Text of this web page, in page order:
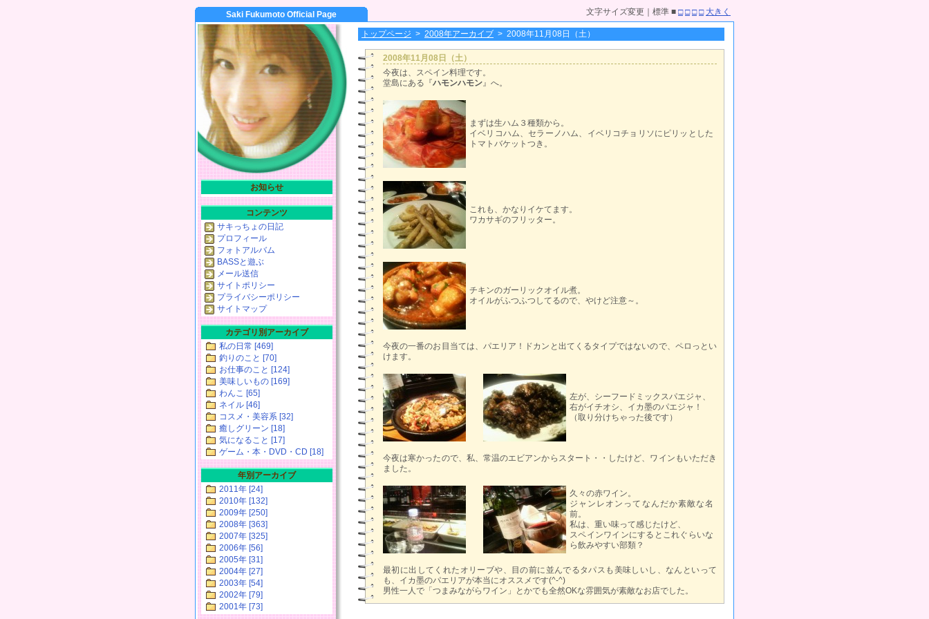
Saki Fukumoto Official Page 文字サイズ変更｜標準 ■ □ □ □ □ 大きく
トップページ > 2008年アーカイブ > 2008年11月08日（土）
2008年11月08日（土）
今夜は、スペイン料理です。
堂島にある『ハモンハモン』へ。
まずは生ハム３種類から。
イベリコハム、セラーノハム、イベリコチョリソにピリッとした
トマトバケットつき。
これも、かなりイケてます。
ワカサギのフリッター。
チキンのガーリックオイル煮。
オイルがふつふつしてるので、やけど注意～。
今夜の一番のお目当ては、パエリア！ドカンと出てくるタイプではないので、ペロっとい
けます。
左が、シーフードミックスパエジャ、
右がイチオシ、イカ墨のパエジャ！
（取り分けちゃった後です）
今夜は寒かったので、私、常温のエビアンからスタート・・したけど、ワインもいただき
ました。
久々の赤ワイン。
ジャンレオンってなんだか素敵な名
前。
私は、重い味って感じたけど、
スペインワインにするとこれぐらいな
ら飲みやすい部類？
最初に出してくれたオリーブや、目の前に並んでるタパスも美味しいし、なんといって
も、イカ墨のパエリアが本当にオススメです(^-^)
男性一人で「つまみながらワイン」とかでも全然OKな雰囲気が素敵なお店でした。
お知らせ
コンテンツ
サキっちょの日記
プロフィール
フォトアルバム
BASSと遊ぶ
メール送信
サイトポリシー
プライバシーポリシー
サイトマップ
カテゴリ別アーカイブ
私の日常 [469]
釣りのこと [70]
お仕事のこと [124]
美味しいもの [169]
わんこ [65]
ネイル [46]
コスメ・美容系 [32]
癒しグリーン [18]
気になること [17]
ゲーム・本・DVD・CD [18]
年別アーカイブ
2011年 [24]
2010年 [132]
2009年 [250]
2008年 [363]
2007年 [325]
2006年 [56]
2005年 [31]
2004年 [27]
2003年 [54]
2002年 [79]
2001年 [73]